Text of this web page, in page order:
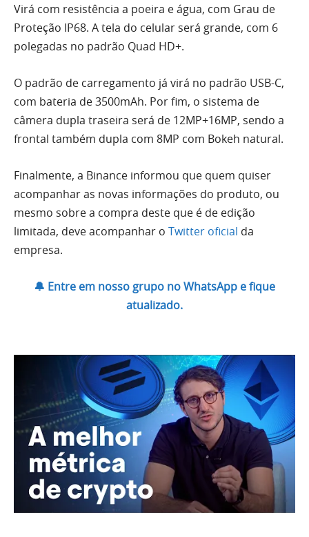
Virá com resistência a poeira e água, com Grau de
Proteção IP68. A tela do celular será grande, com 6
polegadas no padrão Quad HD+.
O padrão de carregamento já virá no padrão USB-C,
com bateria de 3500mAh. Por fim, o sistema de
câmera dupla traseira será de 12MP+16MP, sendo a
frontal também dupla com 8MP com Bokeh natural.
Finalmente, a Binance informou que quem quiser
acompanhar as novas informações do produto, ou
mesmo sobre a compra deste que é de edição
limitada, deve acompanhar o Twitter oficial da
empresa.
🔔 Entre em nosso grupo no WhatsApp e fique
atualizado.